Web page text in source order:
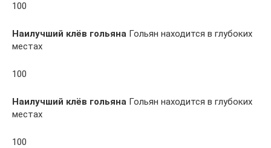
100
Наилучший клёв гольяна Гольян находится в глубоких
местах
100
Наилучший клёв гольяна Гольян находится в глубоких
местах
100